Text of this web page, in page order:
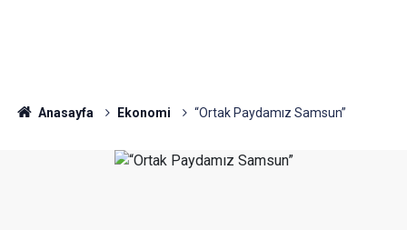
Anasayfa Ekonomi “Ortak Paydamız Samsun”